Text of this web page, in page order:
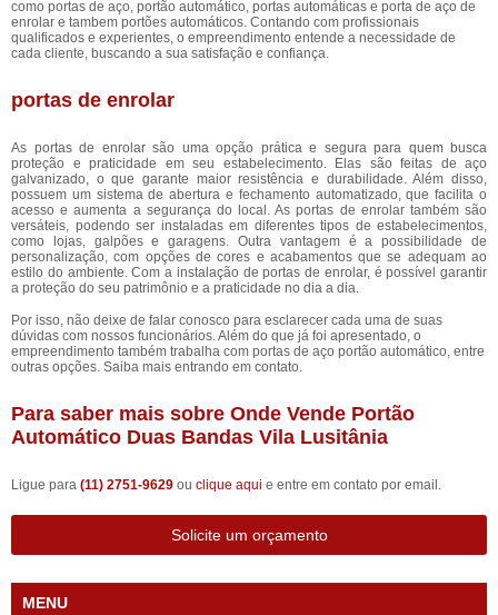
como portas de aço, portão automático, portas automáticas e porta de aço de
enrolar e tambem portões automáticos. Contando com profissionais
qualificados e experientes, o empreendimento entende a necessidade de
cada cliente, buscando a sua satisfação e confiança.
portas de enrolar
As portas de enrolar são uma opção prática e segura para quem busca
proteção e praticidade em seu estabelecimento. Elas são feitas de aço
galvanizado, o que garante maior resistência e durabilidade. Além disso,
possuem um sistema de abertura e fechamento automatizado, que facilita o
acesso e aumenta a segurança do local. As portas de enrolar também são
versáteis, podendo ser instaladas em diferentes tipos de estabelecimentos,
como lojas, galpões e garagens. Outra vantagem é a possibilidade de
personalização, com opções de cores e acabamentos que se adequam ao
estilo do ambiente. Com a instalação de portas de enrolar, é possível garantir
a proteção do seu patrimônio e a praticidade no dia a dia.
Por isso, não deixe de falar conosco para esclarecer cada uma de suas
dúvidas com nossos funcionários. Além do que já foi apresentado, o
empreendimento também trabalha com portas de aço portão automático, entre
outras opções. Saiba mais entrando em contato.
Para saber mais sobre Onde Vende Portão
Automático Duas Bandas Vila Lusitânia
Ligue para (11) 2751-9629 ou clique aqui e entre em contato por email.
Solicite um orçamento
MENU